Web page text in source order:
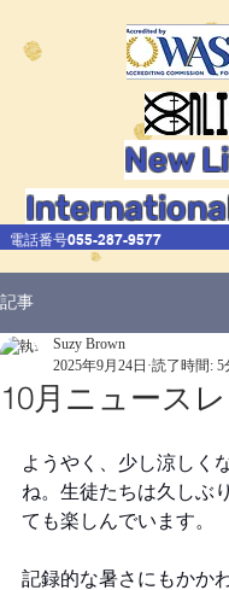
New
電話番号055-287-9577
記事
10月ニュース
Suzy Brown
2025年9月24日 読了時間: 5
ようやく、少し涼しく
ね。生徒たちは久しぶ
ても楽しんでいます。
記録的な暑さにもかか